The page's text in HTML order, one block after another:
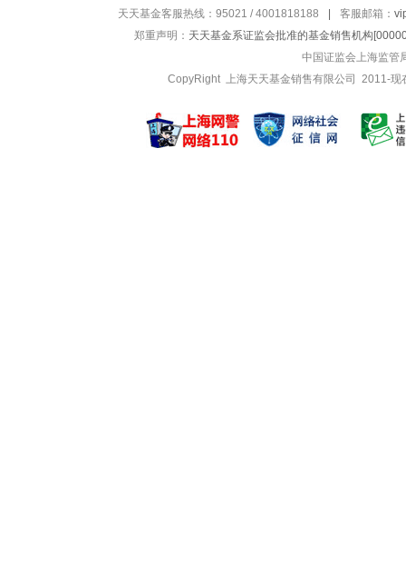
天天基金客服热线：95021 / 4001818188
客服邮箱：
郑重声明： 天天基金系证监会批准的基金销售机构
中国证监会上海监管
CopyRight 上海天天基金销售有限公司 2011-